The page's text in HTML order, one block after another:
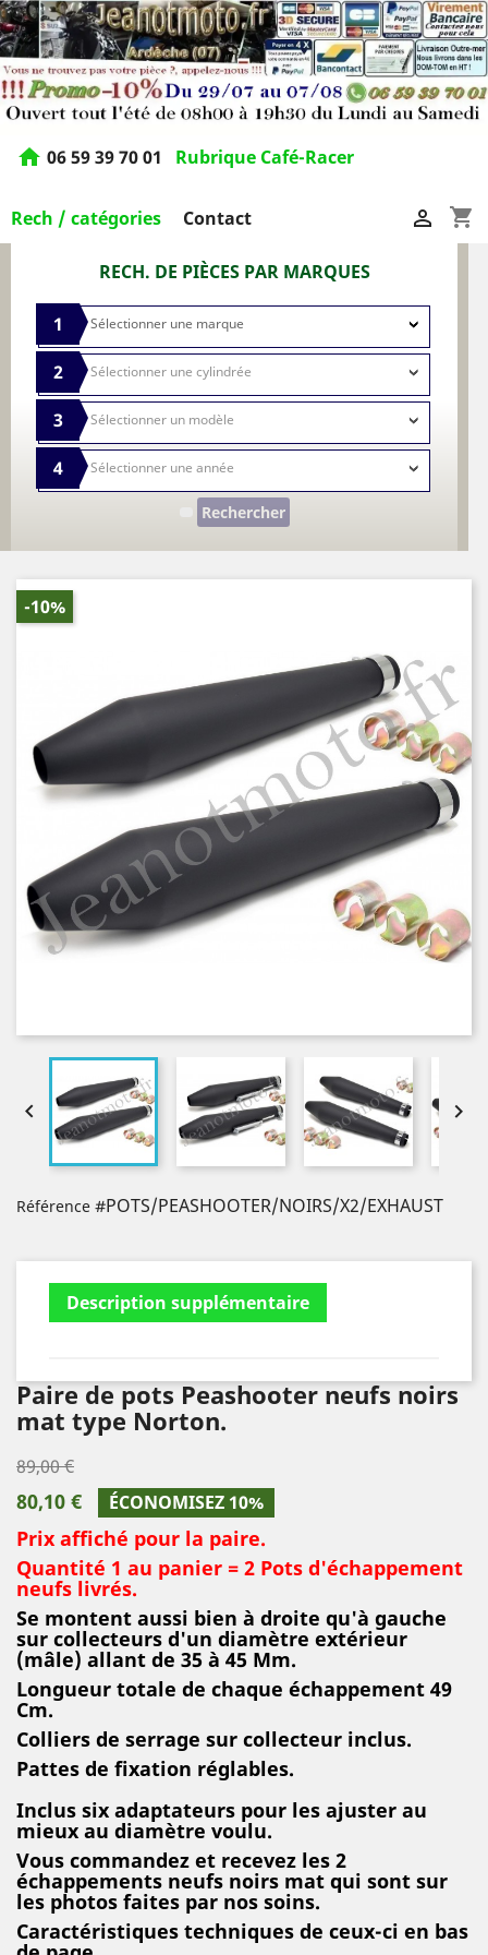
home 06 59 39 70 01 Rubrique Café-Racer
Rech / catégories Contact shopping_cart

RECH. DE PIÈCES PAR MARQUES
1
2
3
4
Rechercher
-10%
 
Référence #POTS/PEASHOOTER/NOIRS/X2/EXHAUST
Description supplémentaire
Paire de pots Peashooter neufs noirs
mat type Norton.
89,00 €
80,10 € ÉCONOMISEZ 10%
Prix affiché pour la paire.
Quantité 1 au panier = 2 Pots d'échappement
neufs livrés.
Se montent aussi bien à droite qu'à gauche
sur collecteurs d'un diamètre extérieur
(mâle) allant de 35 à 45 Mm.
Longueur totale de chaque échappement 49
Cm.
Colliers de serrage sur collecteur inclus.
Pattes de fixation réglables.
Inclus six adaptateurs pour les ajuster au
mieux au diamètre voulu.
Vous commandez et recevez les 2
échappements neufs noirs mat qui sont sur
les photos faites par nos soins.
Caractéristiques techniques de ceux-ci en bas